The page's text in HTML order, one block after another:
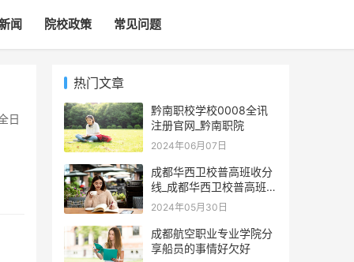
闻 院校政策 常见问题
热门文章
黔南职校学校0008全讯
注册官网_黔南职院
2024年06月07日
成都华西卫校普高班收分
线_成都华西卫校普高班收
分多少
2024年05月30日
成都航空职业专业学院分
享船员的事情好欠好